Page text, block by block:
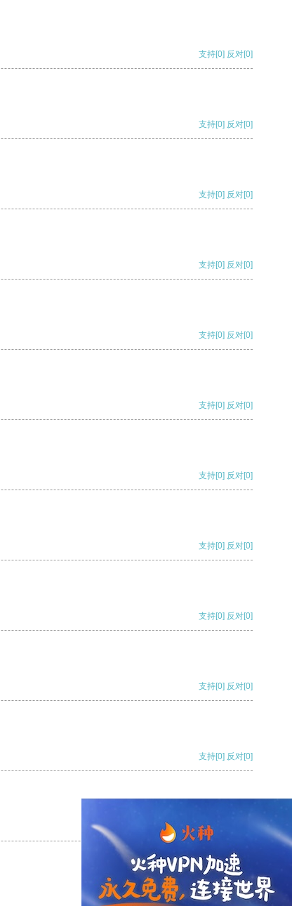
支持[0] 反对[0]
支持[0] 反对[0]
支持[0] 反对[0]
支持[0] 反对[0]
支持[0] 反对[0]
支持[0] 反对[0]
支持[0] 反对[0]
支持[0] 反对[0]
支持[0] 反对[0]
支持[0] 反对[0]
支持[0] 反对[0]
支持
支持[0] 反对[0]